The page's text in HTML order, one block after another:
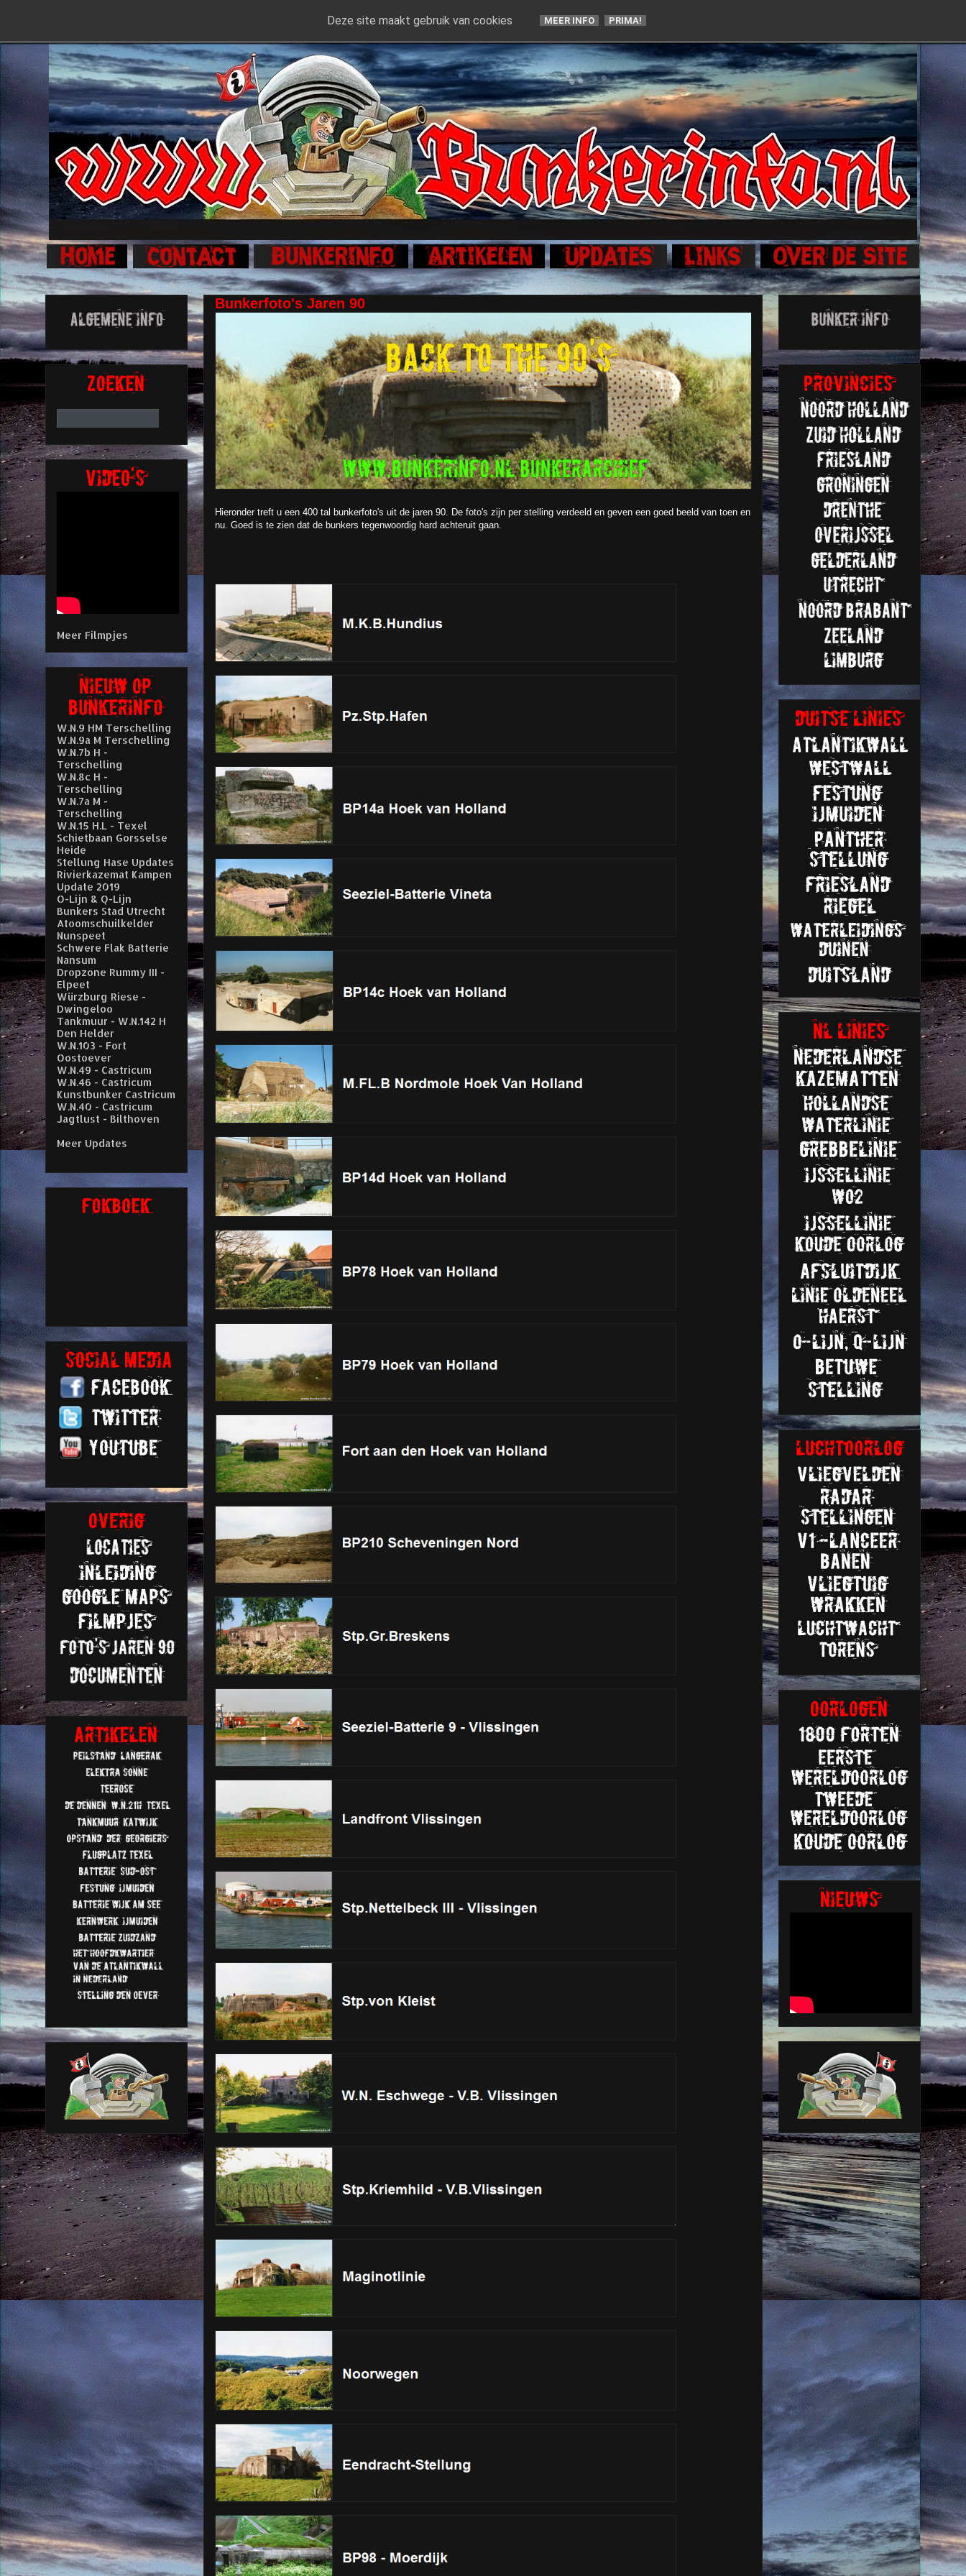
Bunkerfoto's Jaren 90
Hieronder treft u een 400 tal bunkerfoto's uit de jaren 90. De foto's zijn per stelling verdeeld en geven een goed beeld van toen en
nu. Goed is te zien dat de bunkers tegenwoordig hard achteruit gaan.
Meer Filmpjes
W.N.9 HM Terschelling
W.N.9a M Terschelling
W.N.7b H -
Terschelling
W.N.8c H -
Terschelling
W.N.7a M -
Terschelling
W.N.15 H.L - Texel
Schietbaan Gorsselse
Heide
Stellung Hase Updates
Rivierkazemat Kampen
Update 2019
O-Lijn & Q-Lijn
Bunkers Stad Utrecht
Atoomschuilkelder
Nunspeet
Schwere Flak Batterie
Nansum
Dropzone Rummy III -
Elpeet
Würzburg Riese -
Dwingeloo
Tankmuur - W.N.142 H
Den Helder
W.N.103 - Fort
Oostoever
W.N.49 - Castricum
W.N.46 - Castricum
Kunstbunker Castricum
W.N.40 - Castricum
Jagtlust - Bilthoven
Meer Updates
Deze site maakt gebruik van cookies MEER INFO PRIMA!